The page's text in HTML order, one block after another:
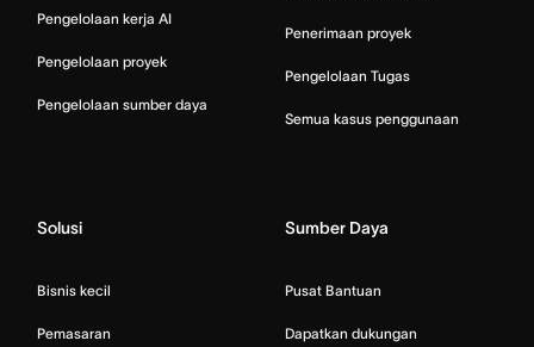
Pengelolaan kerja AI
Pengelolaan proyek
Pengelolaan sumber daya
Penerimaan proyek
Pengelolaan Tugas
Semua kasus penggunaan
Solusi
Bisnis kecil
Pemasaran
Sumber Daya
Pusat Bantuan
Dapatkan dukungan